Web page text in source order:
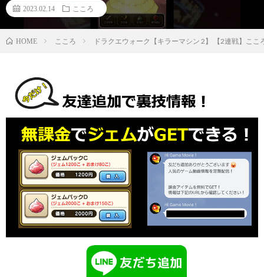
2023.02.14 こころ
HOME こころ ドラクエウォーク【キラーマシン 2】 【2連戦】こ